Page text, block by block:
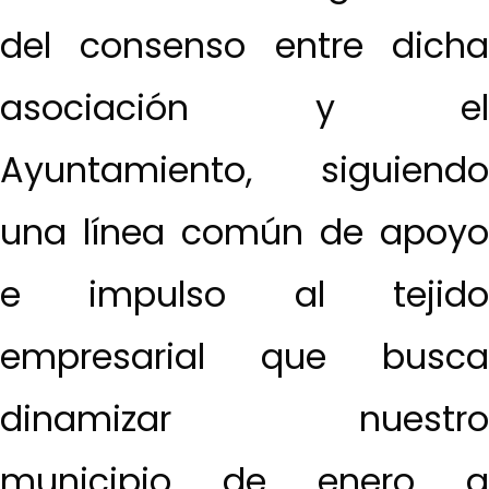
del consenso entre dicha
asociación y el
Ayuntamiento, siguiendo
una línea común de apoyo
e impulso al tejido
empresarial que busca
dinamizar nuestro